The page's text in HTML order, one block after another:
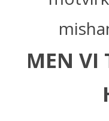
MEN VI